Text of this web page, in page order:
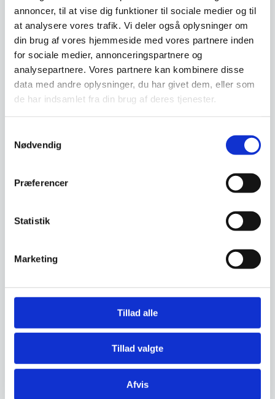
annoncer, til at vise dig funktioner til sociale medier og til
at analysere vores trafik. Vi deler også oplysninger om
din brug af vores hjemmeside med vores partnere inden
for sociale medier, annonceringspartnere og
analysepartnere. Vores partnere kan kombinere disse
data med andre oplysninger, du har givet dem, eller som
de har indsamlet fra din brug af deres tjenester.
Nødvendig
Præferencer
Statistik
Marketing
Tillad alle
Tillad valgte
Afvis
Estique spejlet kombinerer
funktionalitet og design med
sine integrerede…
749,00 DKK
Vi prismatcher
Frida – Messing ramme –
Flere størrelser
Dette stilfulde firkantede LED-
spejl kombinerer funktionalitet
og æstetik, så…
Fra 2.199,00
Dette
vare
har
kan
vælges
på
Vi prismatcher
Frida – Sort ramme – Flere
og æstetik, så…
Dette
har
flere
varianter.
Mulighederne
Exclusive Backlight LED
Frida spejl – Guld ramme –
Fra
Dette
flere
Vi prismatcher